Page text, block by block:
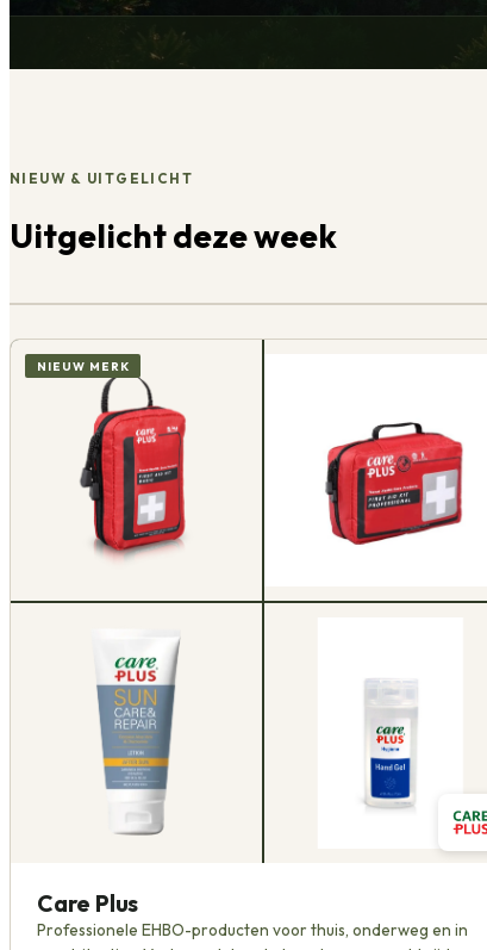
NIEUW & UITGELICHT
Uitgelicht deze week
NIEUW MERK
Care Plus
Professionele EHBO-producten voor thuis, onderweg en in